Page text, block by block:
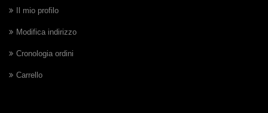
Il mio profilo
Modifica indirizzo
Cronologia ordini
Carrello